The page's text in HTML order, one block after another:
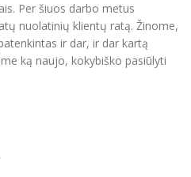
Per šiuos darbo metus
nuolatinių klientų ratą. Žinome,
ir dar, ir dar kartą
ką naujo, kokybiško pasiūlyti